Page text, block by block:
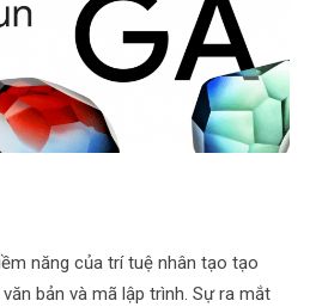
năng của trí tuệ nhân tạo tạo
bản và mã lập trình. Sự ra mắt